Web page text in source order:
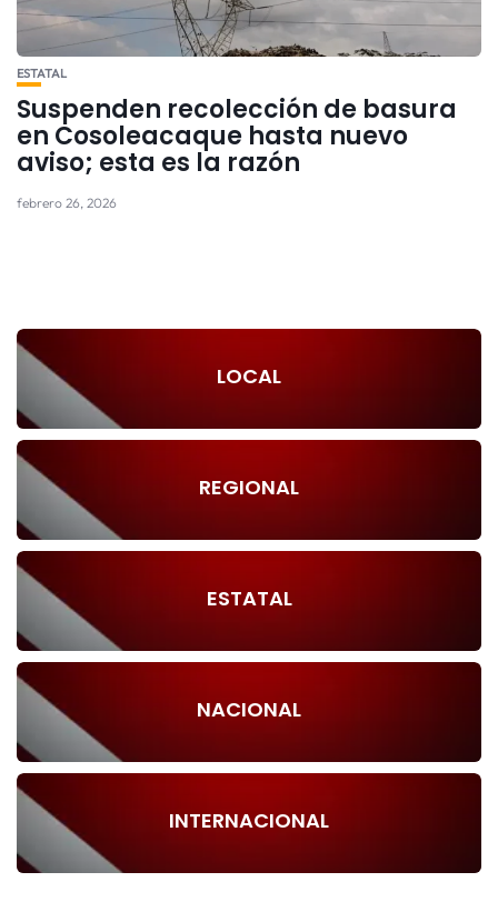
ESTATAL
Suspenden recolección de basura
en Cosoleacaque hasta nuevo
aviso; esta es la razón
febrero 26, 2026
LOCAL
REGIONAL
ESTATAL
NACIONAL
INTERNACIONAL